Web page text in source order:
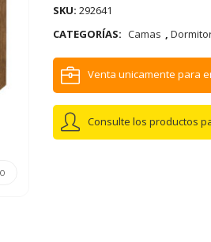
SKU: 292641
CATEGORÍAS: Camas ,
Venta unicamente para
Consulte los productos